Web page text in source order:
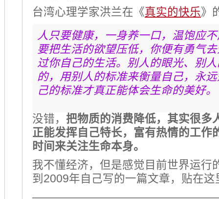
台湾心理学家洪兰在《真实的快乐》
人只要健康，一身养一口，温饱应
要把生活的欲望压低，你便有勇气
过你自己的生活。别人的眼光、别
的，用别人的标准来衡量自己，永
己的标准才真正能体会生命的美好。
没错， 把物质的消费降低，其实很多
正能发挥自己特长，富有热情的工作
时间来关注生命本身。
我不懂经济，但是感觉目前世界运行
到2009年自己写的一篇文章，贴在